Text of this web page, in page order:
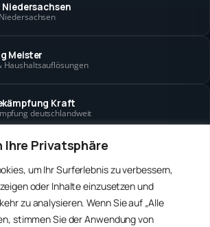
Privatsphäre
um Ihr Surferlebnis zu verbessern,
oder Inhalte einzusetzen und
zu analysieren. Wenn Sie auf „Alle
stimmen Sie der Anwendung von
Meister
Haushaltsauflösungen
Kraft
deutschlandweit
& Hamburg